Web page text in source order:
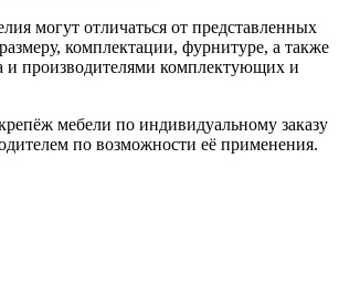
могут отличаться от представленных
комплектации, фурнитуре, а также
и производителями комплектующих и
мебели по индивидуальному заказу
по возможности её применения.